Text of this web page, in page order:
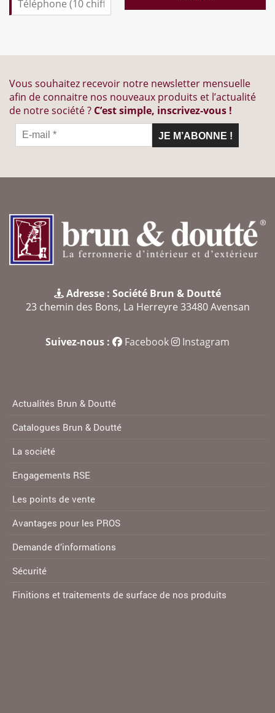
Vous souhaitez recevoir notre newsletter mensuelle
afin de connaitre nos nouveaux produits et l’actualité
de notre société ? C’est simple, inscrivez-vous !
Adresse : Société Brun & Doutté
23 chemin des Bons, La Herreyre 33480 Avensan
Suivez-nous : Facebook Instagram
Actualités Brun & Doutté
Catalogues Brun & Doutté
La société
Engagements RSE
Les points de vente
Avantages pour les PROS
Demande d’informations
Sécurité
Finitions et traitements de surface de nos produits